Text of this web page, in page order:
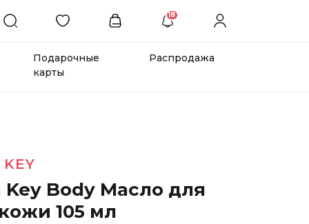
18
Подарочные
карты
Распродажа
KEY
Key Body Масло для
105 мл